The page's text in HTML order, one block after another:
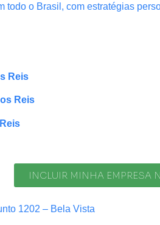
todo o Brasil, com estratégias
Reis
Reis
INCLUIR MINHA EMPRESA
1202 – Bela Vista